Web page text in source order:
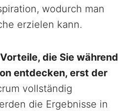
wodurch man
erzielen kann.
die Sie während
entdecken, erst der
vollständig
die Ergebnisse in